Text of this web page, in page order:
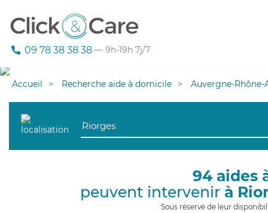
09 78 38 38 38 — 9h-19h 7j/7
Accueil Recherche aide à domicile Auvergne-Rhône-
94 aides
peuvent intervenir à
Sous réserve de leur